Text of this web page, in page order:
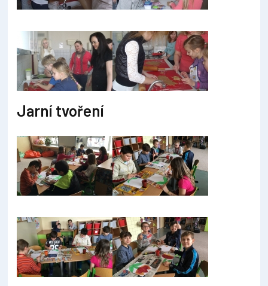
Jarní tvoření